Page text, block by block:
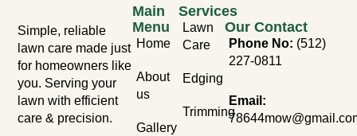
Simple, reliable
lawn care made just
for homeowners like
you. Serving your
lawn with efficient
care & precision.
Main
Menu
Home
About
us
Gallery
Services
Lawn
Care
Edging
Trimming
Our Contact
Phone No: (512)
227-0811
Email: